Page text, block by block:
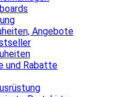
Angebote
und Rabatte